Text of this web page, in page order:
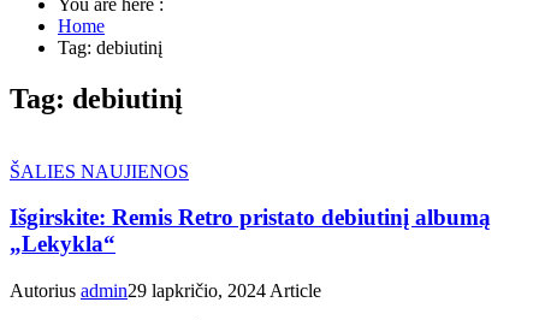
Home
Tag: debiutinį
Tag: debiutinį
ŠALIES NAUJIENOS
Išgirskite: Remis Retro pristato debiutinį albumą
„Lekykla“
Autorius admin29 lapkričio, 2024 Article